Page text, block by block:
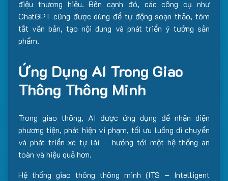
điệu thương hiệu. Bên cạnh đó, các công cụ như
ChatGPT cũng được dùng để tự động soạn thảo, tóm
tắt văn bản, tạo nội dung và phát triển ý tưởng sản
phẩm.
Ứng Dụng AI Trong Giao
Thông Thông Minh
Trong giao thông, AI được ứng dụng để nhận diện
phương tiện, phát hiện vi phạm, tối ưu luồng di chuyển
và phát triển xe tự lái — hướng tới một hệ thống an
toàn và hiệu quả hơn.
Hệ thống giao thông thông minh (ITS – Intelligent